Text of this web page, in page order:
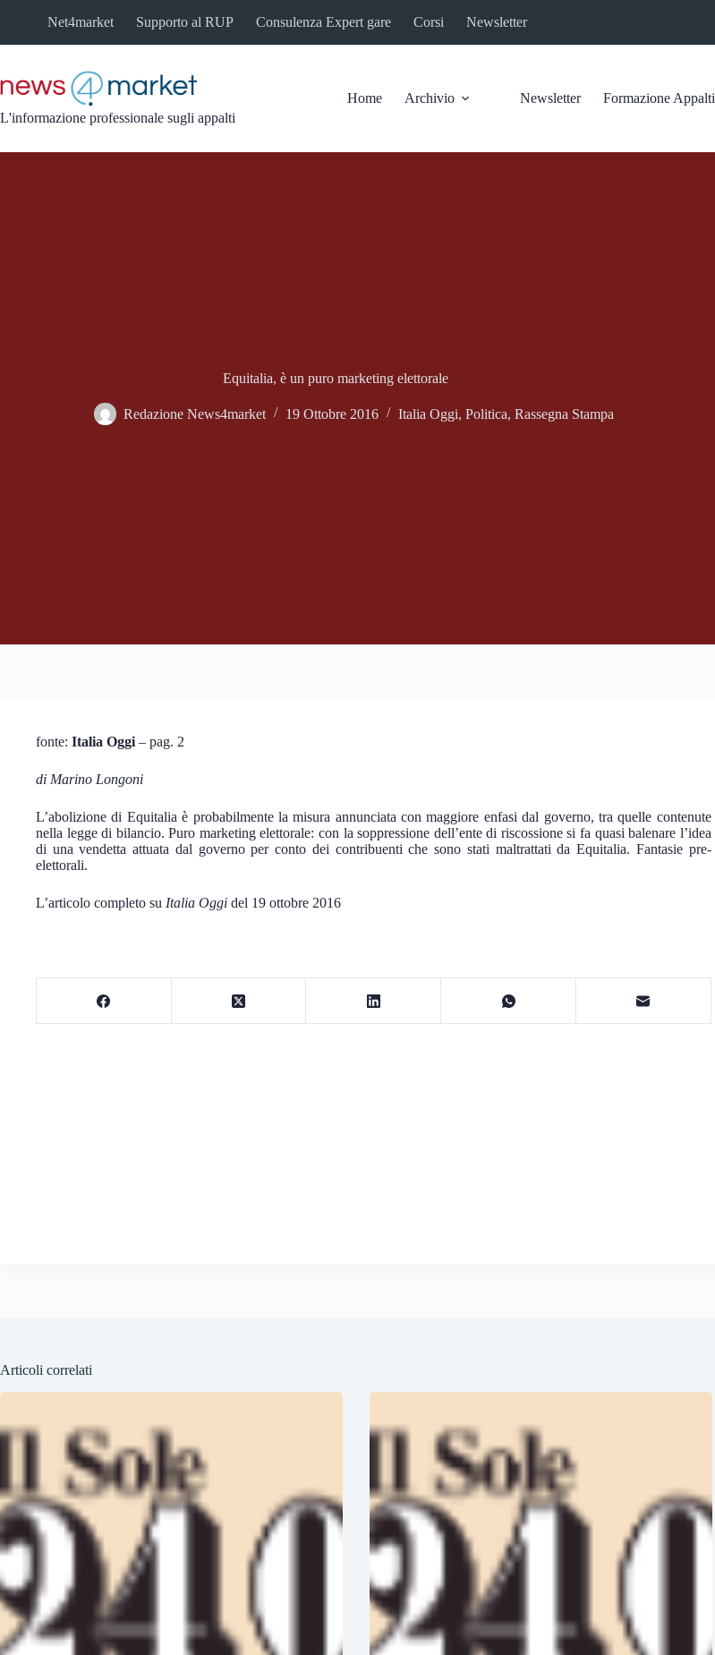
Net4market Supporto al RUP Consulenza Expert gare Corsi Newsletter
L'informazione professionale sugli appalti
Home Archivio Newsletter Formazione Appalti
Equitalia, è un puro marketing elettorale
Redazione News4market 19 Ottobre 2016 Italia Oggi, Politica, Rassegna Stampa
fonte: Italia Oggi – pag. 2
di Marino Longoni
L’abolizione di Equitalia è probabilmente la misura annunciata con maggiore enfasi dal governo, tra quelle contenute
nella legge di bilancio. Puro marketing elettorale: con la soppressione dell’ente di riscossione si fa quasi balenare l’idea
di una vendetta attuata dal governo per conto dei contribuenti che sono stati maltrattati da Equitalia. Fantasie pre-
elettorali.
L’articolo completo su Italia Oggi del 19 ottobre 2016
Articoli correlati